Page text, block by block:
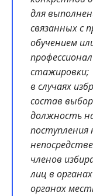
для
связанных с
обучением
стажировки;
в случаях
состав
должность
поступления
членов
лиц в
органах